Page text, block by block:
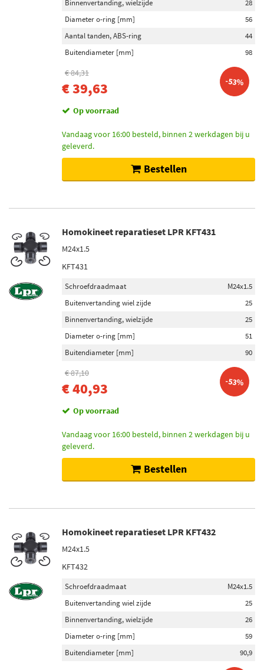
Binnenvertanding, wielzijde
28
Diameter o-ring [mm]
56
Aantal tanden, ABS-ring
44
Buitendiameter [mm]
98
€ 84,31
€ 39,63 -53%
Op voorraad
Vandaag voor 16:00 besteld, binnen 2 werkdagen bij u
geleverd.
Bestellen
Homokineet reparatieset LPR KFT431
M24x1.5
KFT431
Schroefdraadmaat
M24x1.5
Buitenvertanding wiel zijde
25
Binnenvertanding, wielzijde
25
Diameter o-ring [mm]
51
Buitendiameter [mm]
90
€ 87,10
€ 40,93 -53%
Op voorraad
Vandaag voor 16:00 besteld, binnen 2 werkdagen bij u
geleverd.
Bestellen
Homokineet reparatieset LPR KFT432
M24x1.5
KFT432
Schroefdraadmaat
M24x1.5
Buitenvertanding wiel zijde
25
Binnenvertanding, wielzijde
26
Diameter o-ring [mm]
59
Buitendiameter [mm]
90,9